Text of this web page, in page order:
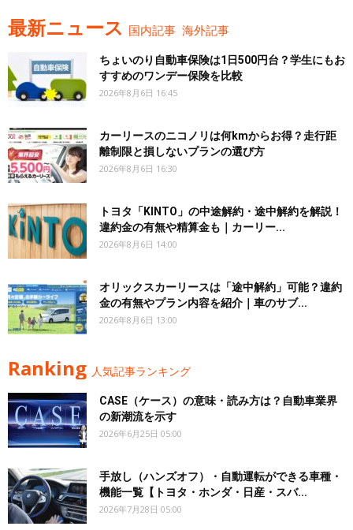
最新ニュース 国内記事 海外記事
ちょいのり自動車保険は1日500円台？学生にもお
すすめのワンデー保険を比較
2026年8月6日 16:45
カーリースのニコノリは何kmからお得？走行距
離制限と損しないプランの選び方
2026年8月6日 16:30
トヨタ「KINTO」の中途解約・途中解約を解説！
違約金の有無や精算金も｜カーリー...
2026年8月6日 14:00
オリックスカーリースは「途中解約」可能？違約
金の有無やプラン内容を紹介｜車のサブ...
2026年8月6日 13:00
Ranking 人気記事ランキング
CASE（ケース）の意味・読み方は？自動車業界
の新潮流を示す
2026年6月25日 05:00
手放し（ハンズオフ）・自動運転ができる車種・
機能一覧【トヨタ・ホンダ・日産・スバ...
2026年7月28日 05:00